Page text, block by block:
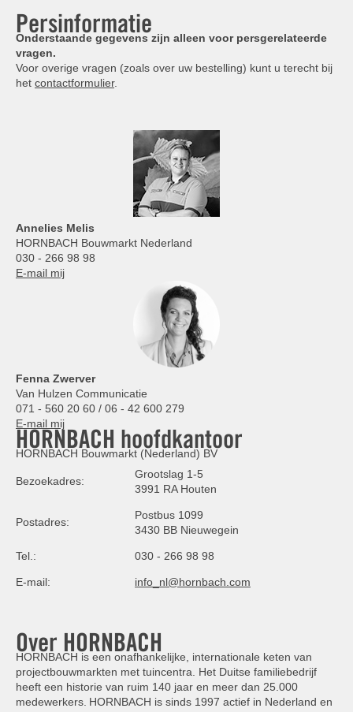
Persinformatie
Onderstaande gegevens zijn alleen voor persgerelateerde
vragen.
Voor overige vragen (zoals over uw bestelling) kunt u terecht bij
het contactformulier.
Annelies Melis
HORNBACH Bouwmarkt Nederland
030 - 266 98 98
E-mail mij
Fenna Zwerver
Van Hulzen Communicatie
071 - 560 20 60 / 06 - 42 600 279
E-mail mij
HORNBACH hoofdkantoor
HORNBACH Bouwmarkt (Nederland) BV
Bezoekadres:
Grootslag 1-5
3991 RA Houten
Postadres:
Postbus 1099
3430 BB Nieuwegein
Tel.: 030 - 266 98 98
E-mail: info_nl@hornbach.com
Over HORNBACH
HORNBACH is een onafhankelijke, internationale keten van
projectbouwmarkten met tuincentra. Het Duitse familiebedrijf
heeft een historie van ruim 140 jaar en meer dan 25.000
medewerkers. HORNBACH is sinds 1997 actief in Nederland en